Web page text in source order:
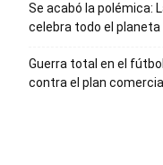
Se acabó la polémica:
celebra todo el planeta
Guerra total en el
contra el plan